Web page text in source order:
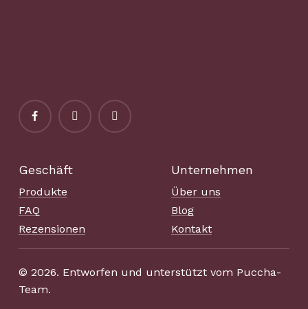
Geschäft
Produkte
FAQ
Rezensionen
Unternehmen
Über uns
Blog
Kontakt
© 2026. Entworfen und unterstützt vom Puccha-
Team.